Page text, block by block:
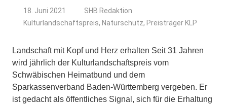
18. Juni 2021
SHB Redaktion
Kulturlandschaftspreis, Naturschutz, Preisträger KLP
Landschaft mit Kopf und Herz erhalten Seit 31 Jahren
wird jährlich der Kulturlandschaftspreis vom
Schwäbischen Heimatbund und dem
Sparkassenverband Baden-Württemberg vergeben. Er
ist gedacht als öffentliches Signal, sich für die Erhaltung